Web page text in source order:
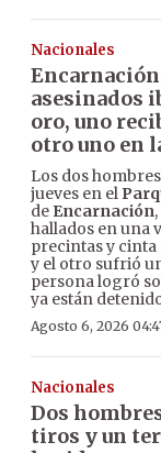
Nacionales
asesinados
oro, uno
otro uno en
Los dos
jueves en el
de Encarnación,
hallados en una
precintas y cinta
y el otro sufrió
persona logró
ya están
Agosto 6, 2026
Nacionales
Dos
tiros y un